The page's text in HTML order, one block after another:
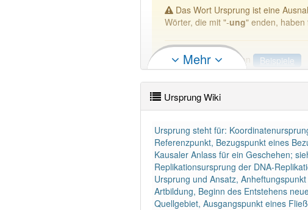
Das Wort Ursprung ist eine
Wörter, die mit "-ung" enden, haben
DER:127Ausnahmen
Beispiele
DIE:11 043
DAS:2Ausnahmen
Wörter mit Endung-ursprung: 1
97% unserer Spielapp-Nutzer haben
Mehr
Ursprung Wiki
Ursprung steht für:
Referenzpunkt, Bezugspunkt eines
Kausaler Anlass für ein Geschehen;
Replikationsursprung der DNA-
Ursprung und Ansatz,
Artbildung, Beginn des Entstehens
Quellgebiet, Ausgangspunkt eines